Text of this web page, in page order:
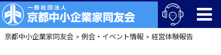
京都中小企業家同友会> 例会・イベント情報> 経営体験報告